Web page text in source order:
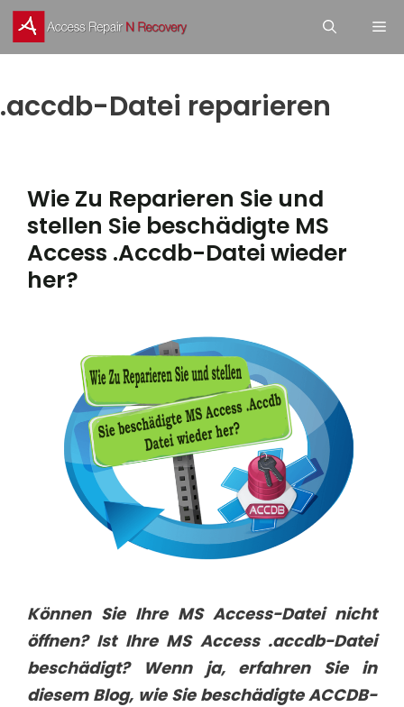
Skip
to
.accdb-Datei reparieren
Wie Zu Reparieren Sie und
stellen Sie beschädigte MS
Access .Accdb-Datei wieder
her?
Können Sie Ihre MS Access-Datei nicht
öffnen? Ist Ihre MS Access .accdb-Datei
beschädigt? Wenn ja, erfahren Sie in
diesem Blog, wie Sie beschädigte ACCDB-